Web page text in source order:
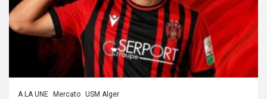
A LA UNE Mercato USM Alger